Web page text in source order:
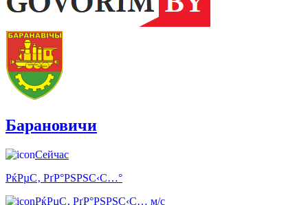
Барановичи
Сейчас
РќРµС‚ РґР°РЅРЅС‹С…°
РќРµС‚ РґР°РЅРЅС‹С… м/с